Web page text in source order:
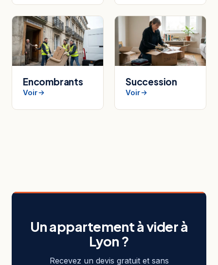
Encombrants
Voir
Succession
Voir
Un appartement à vider à
Lyon ?
Recevez un devis gratuit et sans